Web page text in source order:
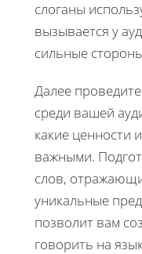
слоганы
вызывается у
сильные
Далее
среди вашей
какие ценности
важными.
слов,
уникальные
позволит вам
говорить на